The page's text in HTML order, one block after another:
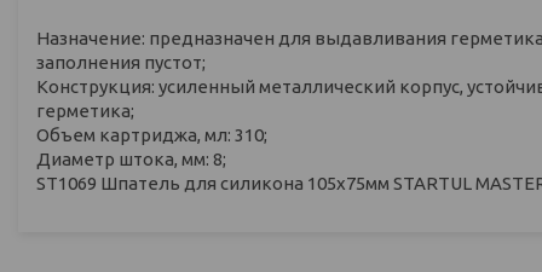
Назначение: предназначен для выдавливания
заполнения пустот;
Конструкция: усиленный металлический корпус,
герметика;
Объем картриджа, мл: 310;
Диаметр штока, мм: 8;
ST1069 Шпатель для силикона 105х75мм STARTUL